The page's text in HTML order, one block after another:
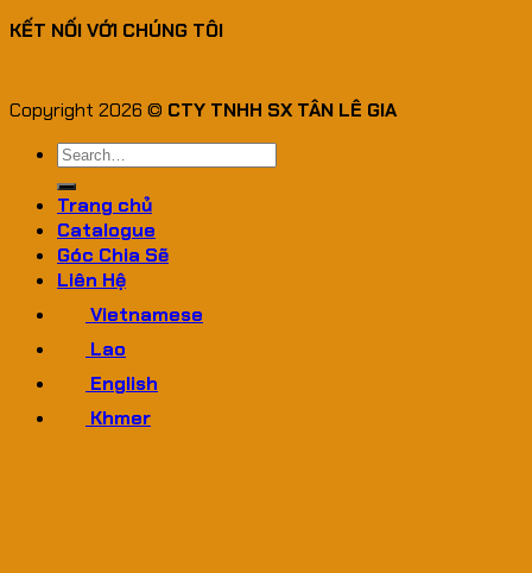
KẾT NỐI VỚI CHÚNG TÔI
Copyright 2026 © CTY TNHH SX TÂN LÊ GIA
Search
for:
Trang chủ
Catalogue
Góc Chia Sẽ
Liên Hệ
Vietnamese
Lao
English
Khmer